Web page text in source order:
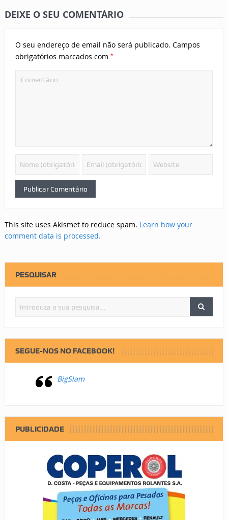
DEIXE O SEU COMENTÁRIO
O seu endereço de email não será publicado. Campos
obrigatórios marcados com *
This site uses Akismet to reduce spam. Learn how your
comment data is processed.
PESQUISAR
SEGUE-NOS NO FACEBOOK!
BigSlam
PUBLICIDADE